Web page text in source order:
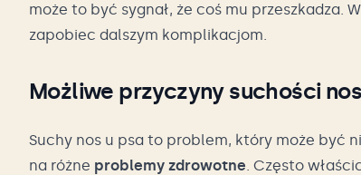
może to być sygnał, że coś mu
zapobiec dalszym komplikacjom.
Możliwe przyczyny suchości
Suchy nos u psa to problem, który może być
na różne problemy zdrowotne. Często